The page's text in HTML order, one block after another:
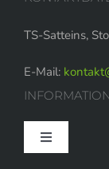
TS-Satteins,
E-Mail:
Toggle